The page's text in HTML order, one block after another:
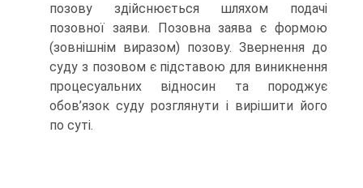
позову здійснюється шляхом подачі
позовної заяви. Позовна заява є формою
(зовнішнім виразом) позову. Звернення до
суду з позовом є підставою для виникнення
процесуальних відносин та породжує
обов’язок суду розглянути і вирішити його
по суті.